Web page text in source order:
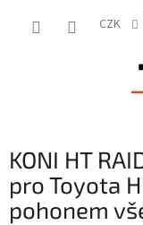
CZK
KONI HT
pro Toyota
pohonem